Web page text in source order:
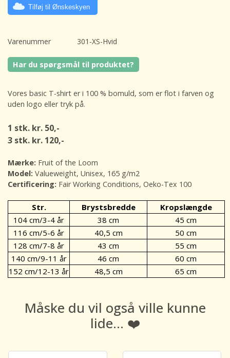
Tilføj til Ønskeskyen
Varenummer 301-XS-Hvid
Har du spørgsmål til produktet?
Vores basic T-shirt er i 100 % bomuld, som er flot i farven og
uden logo eller tryk på.
1 stk. kr. 50,-
3 stk. kr. 120,-
Mærke: Fruit of the Loom
Model: Valueweight, Unisex, 165 g/m2
Certificering: Fair Working Conditions, Oeko-Tex 100
Str. Brystsbredde
Kropslængde
104 cm/3-4 år
38 cm
45 cm
116 cm/5-6 år
40,5 cm
50 cm
128 cm/7-8 år
43 cm
55 cm
140 cm/9-11 år
46 cm
60 cm
152 cm/12-13 år
48,5 cm 65 cm
Måske du vil også ville kunne
lide... ❤️